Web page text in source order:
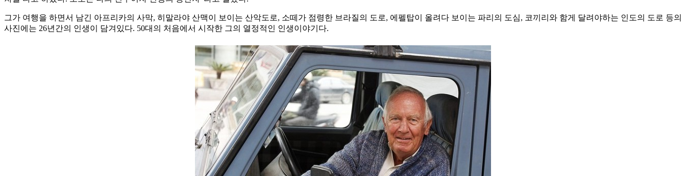
그가 여행을 하면서 남긴 아프리카의 사막, 히말라야 산맥이 보이는 산악도로, 소떼가 점령한 브라질의 도로, 에펠탑이 올려다 보이는 파리의 도심, 코끼리와 함게 달려야하는 인도의 도로 등의
사진에는 26년간의 인생이 담겨있다. 50대의 처음에서 시작한 그의 열정적인 인생이야기다.